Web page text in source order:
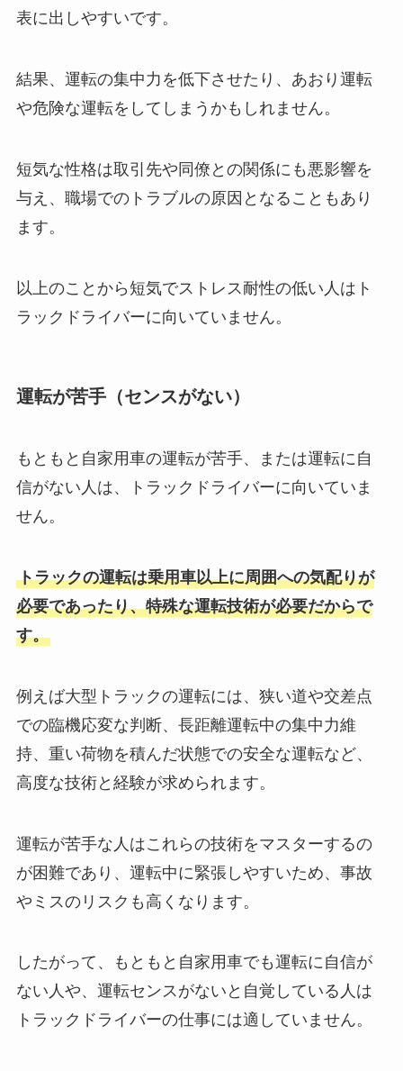
表に出しやすいです。
結果、運転の集中力を低下させたり、あおり運転
や危険な運転をしてしまうかもしれません。
短気な性格は取引先や同僚との関係にも悪影響を
与え、職場でのトラブルの原因となることもあり
ます。
以上のことから短気でストレス耐性の低い人はト
ラックドライバーに向いていません。
運転が苦手（センスがない）
もともと自家用車の運転が苦手、または運転に自
信がない人は、トラックドライバーに向いていま
せん。
トラックの運転は乗用車以上に周囲への気配りが
必要であったり、特殊な運転技術が必要だからで
す。
例えば大型トラックの運転には、狭い道や交差点
での臨機応変な判断、長距離運転中の集中力維
持、重い荷物を積んだ状態での安全な運転など、
高度な技術と経験が求められます。
運転が苦手な人はこれらの技術をマスターするの
が困難であり、運転中に緊張しやすいため、事故
やミスのリスクも高くなります。
したがって、もともと自家用車でも運転に自信が
ない人や、運転センスがないと自覚している人は
トラックドライバーの仕事には適していません。